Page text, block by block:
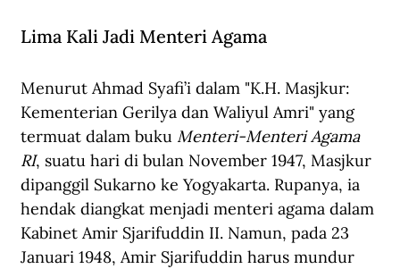
Lima Kali Jadi Menteri Agama
Menurut Ahmad Syafi’i dalam "K.H. Masjkur:
Kementerian Gerilya dan Waliyul Amri" yang
termuat dalam buku Menteri-Menteri Agama
RI, suatu hari di bulan November 1947, Masjkur
dipanggil Sukarno ke Yogyakarta. Rupanya, ia
hendak diangkat menjadi menteri agama dalam
Kabinet Amir Sjarifuddin II. Namun, pada 23
Januari 1948, Amir Sjarifuddin harus mundur